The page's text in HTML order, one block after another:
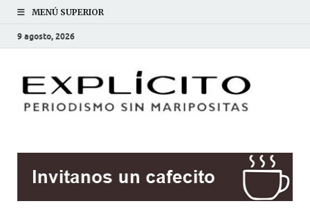
MENÚ SUPERIOR
9 agosto, 2026